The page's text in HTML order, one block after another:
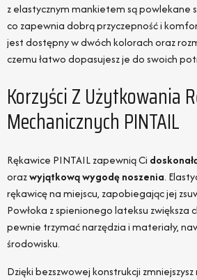
z elastycznym mankietem są powlekane
co zapewnia dobrą przyczepność i
jest dostępny w dwóch kolorach oraz
czemu łatwo dopasujesz je do swoich
Korzyści Z Użytkowania
Mechanicznych PINTAIL
Rękawice PINTAIL zapewnią Ci
orazwyjątkową wygodę noszenia.
rękawicę na miejscu, zapobiegając jej
Powłoka z spienionego lateksu zwiększa
pewnie trzymać narzędzia i materiały,
środowisku.
Dzięki bezszwowej konstrukcji